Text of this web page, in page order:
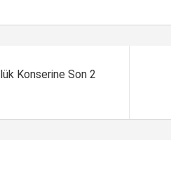
Konserine Son 2